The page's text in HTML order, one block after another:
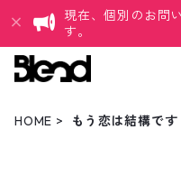
現在、個別のお問
す。
HOME もう恋は結構です